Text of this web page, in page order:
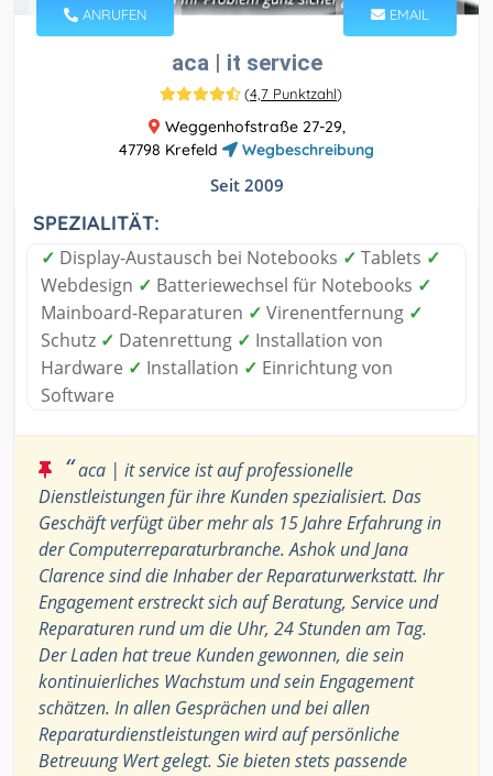
ANRUFEN EMAIL
aca | it service
(4,7 Punktzahl)
Weggenhofstraße 27-29,
47798 Krefeld
Wegbeschreibung
Seit 2009
SPEZIALITÄT:
✓ Display-Austausch bei Notebooks ✓ Tablets ✓
Webdesign ✓ Batteriewechsel für Notebooks ✓
Mainboard-Reparaturen ✓ Virenentfernung ✓
Schutz ✓ Datenrettung ✓ Installation von
Hardware ✓ Installation ✓ Einrichtung von
Software
“aca | it service ist auf professionelle
Dienstleistungen für ihre Kunden spezialisiert. Das
Geschäft verfügt über mehr als 15 Jahre Erfahrung in
der Computerreparaturbranche. Ashok und Jana
Clarence sind die Inhaber der Reparaturwerkstatt. Ihr
Engagement erstreckt sich auf Beratung, Service und
Reparaturen rund um die Uhr, 24 Stunden am Tag.
Der Laden hat treue Kunden gewonnen, die sein
kontinuierliches Wachstum und sein Engagement
schätzen. In allen Gesprächen und bei allen
Reparaturdienstleistungen wird auf persönliche
Betreuung Wert gelegt. Sie bieten stets passende